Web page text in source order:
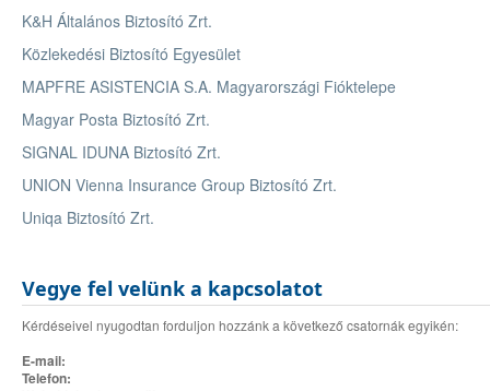
K&H Általános Biztosító Zrt.
Közlekedési Biztosító Egyesület
MAPFRE ASISTENCIA S.A. Magyarországi Fióktelepe
Magyar Posta Biztosító Zrt.
SIGNAL IDUNA Biztosító Zrt.
UNION Vienna Insurance Group Biztosító Zrt.
Uniqa Biztosító Zrt.
Vegye fel velünk a kapcsolatot
Kérdéseivel nyugodtan forduljon hozzánk a következő csatornák egyikén:
E-mail:
Telefon: